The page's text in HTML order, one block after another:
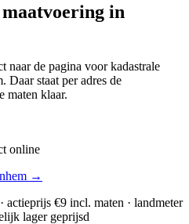
in
naar de pagina voor kadastrale
Daar staat per adres de
maten klaar.
online
→
actieprijs €9 incl. maten · landmeter
lager geprijsd